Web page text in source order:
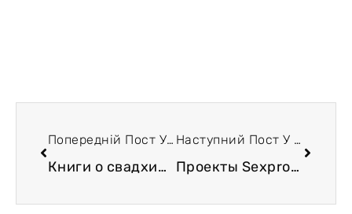
Попередній Пост У Блозі
Книги о свадхиштханных переживаниях
Наступний Пост У Блозі
Проекты Sexprostir и Sexual culture